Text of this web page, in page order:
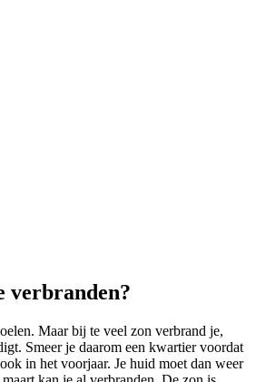
verbranden?
Maar bij te veel zon verbrand je,
Smeer je daarom een kwartier voordat
in het voorjaar. Je huid moet dan weer